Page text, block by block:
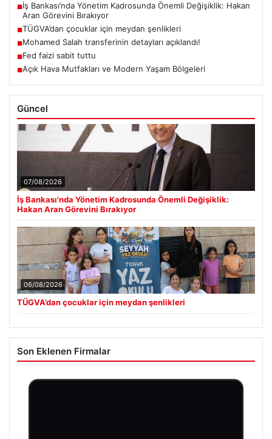
■İş Bankası’nda Yönetim Kadrosunda Önemli Değişiklik: Hakan
Aran Görevini Bırakıyor
■TÜGVA’dan çocuklar için meydan şenlikleri
■Mohamed Salah transferinin detayları açıklandı!
■Fed faizi sabit tuttu
■Açık Hava Mutfakları ve Modern Yaşam Bölgeleri
Güncel
07/08/2026
İş Bankası’nda Yönetim Kadrosunda Önemli Değişiklik:
Hakan Aran Görevini Bırakıyor
06/08/2026
TÜGVA’dan çocuklar için meydan şenlikleri
Son Eklenen Firmalar